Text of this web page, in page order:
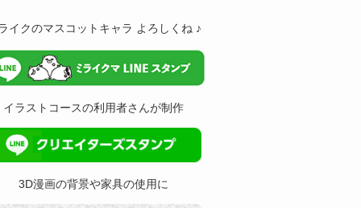
イクのマスコットキャラ よろしくね ♪
イラストコースの利用者さんが制作
3D漫画の背景や家具の使用に